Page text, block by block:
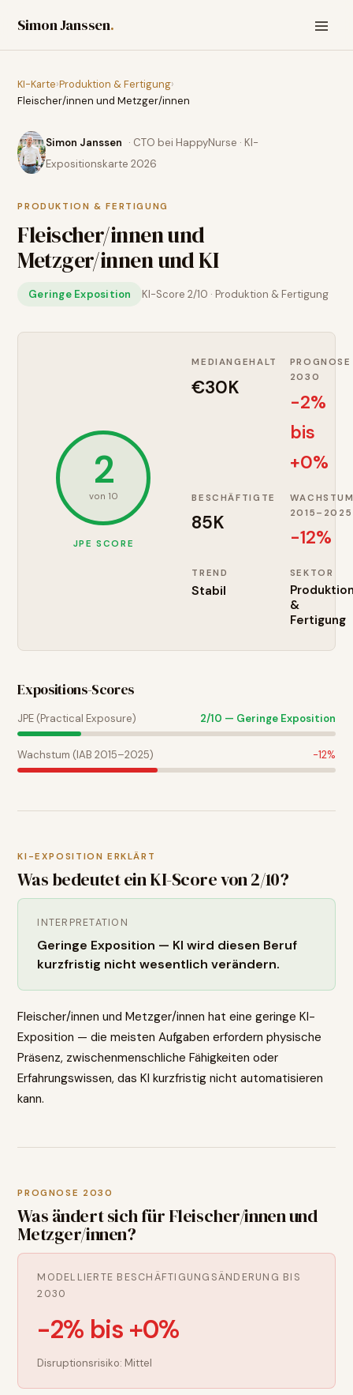
Simon Janssen.
KI-Karte›Produktion & Fertigung›
Fleischer/innen und Metzger/innen
Simon Janssen · CTO bei HappyNurse · KI-
Expositionskarte 2026
PRODUKTION & FERTIGUNG
Fleischer/innen und
Metzger/innenund KI
Geringe Exposition KI-Score2/10 · Produktion & Fertigung
2
von 10
JPE SCORE
MEDIANGEHALT
€30K
PROGNOSE
2030
-2%
bis
+0%
BESCHÄFTIGTE
85K
2015–2025
-12%
TREND
Stabil
SEKTOR
&
Fertigung
Expositions-Scores
JPE (Practical Exposure) 2/10 — Geringe Exposition
Wachstum (IAB 2015–2025) -12%
KI-EXPOSITION ERKLÄRT
Was bedeutet ein KI-Score von2/10?
INTERPRETATION
Geringe Exposition — KI wird diesen Beruf
kurzfristig nicht wesentlich verändern.
Fleischer/innen und Metzger/innen hat eine geringe KI-
Exposition — die meisten Aufgaben erfordern physische
Präsenz, zwischenmenschliche Fähigkeiten oder
Erfahrungswissen, das KI kurzfristig nicht automatisieren
kann.
PROGNOSE 2030
Was ändert sich für Fleischer/innen und
Metzger/innen?
MODELLIERTE BESCHÄFTIGUNGSÄNDERUNG BIS
2030
-2% bis +0%
Disruptionsrisiko: Mittel